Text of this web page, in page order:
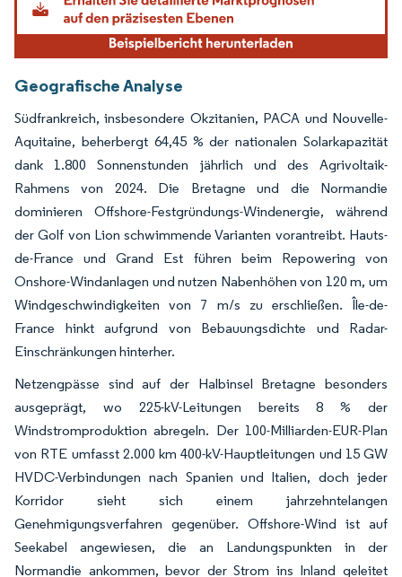
Geografische Analyse
Südfrankreich, insbesondere Okzitanien, PACA und Nouvelle-
Aquitaine, beherbergt 64,45 % der nationalen Solarkapazität
dank 1.800 Sonnenstunden jährlich und des Agrivoltaik-
Rahmens von 2024. Die Bretagne und die Normandie
dominieren Offshore-Festgründungs-Windenergie, während
der Golf von Lion schwimmende Varianten vorantreibt. Hauts-
de-France und Grand Est führen beim Repowering von
Onshore-Windanlagen und nutzen Nabenhöhen von 120 m, um
Windgeschwindigkeiten von 7 m/s zu erschließen. Île-de-
France hinkt aufgrund von Bebauungsdichte und Radar-
Einschränkungen hinterher.
Netzengpässe sind auf der Halbinsel Bretagne besonders
ausgeprägt, wo 225-kV-Leitungen bereits 8 % der
Windstromproduktion abregeln. Der 100-Milliarden-EUR-Plan
von RTE umfasst 2.000 km 400-kV-Hauptleitungen und 15 GW
HVDC-Verbindungen nach Spanien und Italien, doch jeder
Korridor sieht sich einem jahrzehntelangen
Genehmigungsverfahren gegenüber. Offshore-Wind ist auf
Seekabel angewiesen, die an Landungspunkten in der
Normandie ankommen, bevor der Strom ins Inland geleitet